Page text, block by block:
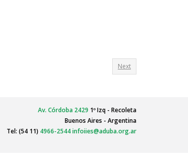
Next
Av. Córdoba 2429 1º Izq - Recoleta
Buenos Aires - Argentina
Tel: (54 11) 4966-2544infoiies@aduba.org.ar